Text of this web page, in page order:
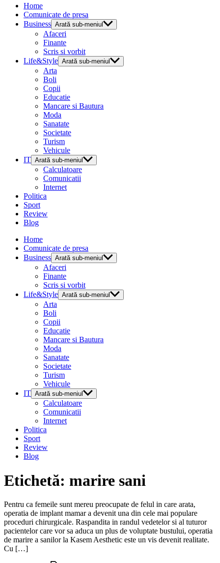
Home
Comunicate de presa
Business Arată sub-meniul
Afaceri
Finante
Scris si vorbit
Life&Style Arată sub-meniul
Arta
Boli
Copii
Educatie
Mancare si Bautura
Moda
Sanatate
Societate
Turism
Vehicule
IT Arată sub-meniul
Calculatoare
Comunicatii
Internet
Politica
Sport
Review
Blog
Home
Comunicate de presa
Business Arată sub-meniul
Afaceri
Finante
Scris si vorbit
Life&Style Arată sub-meniul
Arta
Boli
Copii
Educatie
Mancare si Bautura
Moda
Sanatate
Societate
Turism
Vehicule
IT Arată sub-meniul
Calculatoare
Comunicatii
Internet
Politica
Sport
Review
Blog
Etichetă: marire sani
Pentru ca femeile sunt mereu preocupate de felul in care arata,
operatia de implant mamar a devenit una din cele mai populare
proceduri chirurgicale. Raspandita in randul vedetelor si al tuturor
pacientelor care vor sa aduca un plus de voluptate bustului, operatia
de marire a sanilor la Kasem Aesthetic este un vis devenit realitate.
Cu […]